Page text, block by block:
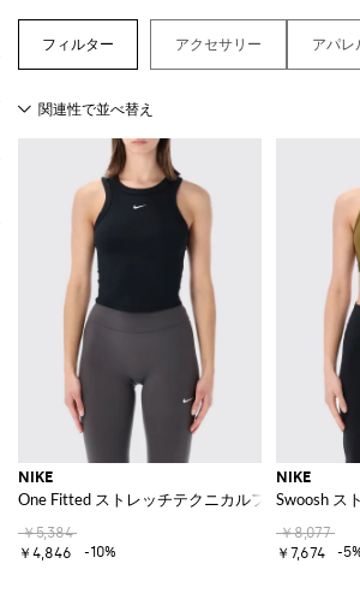
アクセサリー アパレ
NIKE
One Fitted ストレッチテクニカルファブリック
￥5,384
￥4,846
-10%
NIKE
Swoosh ス
￥8,077
￥7,674
-